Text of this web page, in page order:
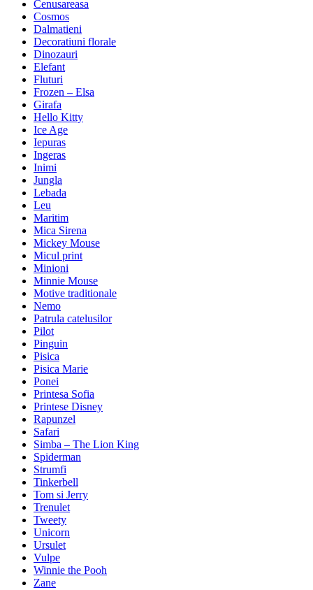
Cenusareasa
Cosmos
Dalmatieni
Decoratiuni florale
Dinozauri
Elefant
Fluturi
Frozen – Elsa
Girafa
Hello Kitty
Ice Age
Iepuras
Ingeras
Inimi
Jungla
Lebada
Leu
Maritim
Mica Sirena
Mickey Mouse
Micul print
Minioni
Minnie Mouse
Motive traditionale
Nemo
Patrula catelusilor
Pilot
Pinguin
Pisica
Pisica Marie
Ponei
Printesa Sofia
Printese Disney
Rapunzel
Safari
Simba – The Lion King
Spiderman
Strumfi
Tinkerbell
Tom si Jerry
Trenulet
Tweety
Unicorn
Ursulet
Vulpe
Winnie the Pooh
Zane